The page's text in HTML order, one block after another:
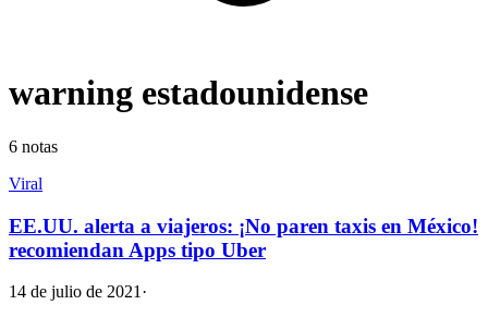
warning estadounidense
6 notas
Viral
EE.UU. alerta a viajeros: ¡No paren taxis en México!
recomiendan Apps tipo Uber
14 de julio de 2021 ·